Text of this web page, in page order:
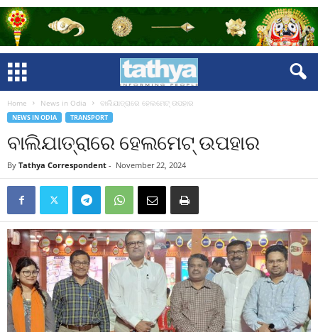
Home News in Odia ବାଲିଯାତ୍ରାରେ ହେଲମେଟ୍ ଉପହାର
NEWS IN ODIA TRANSPORT
ବାଲିଯାତ୍ରାରେ ହେଲମେଟ୍ ଉପହାର
By Tathya Correspondent - November 22, 2024